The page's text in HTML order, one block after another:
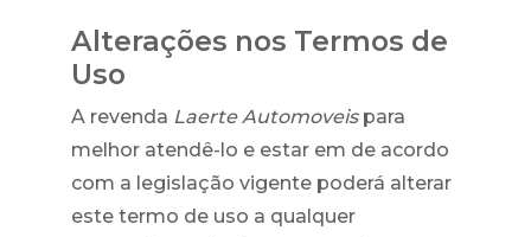
Alterações nos Termos de
Uso
A revenda Laerte Automoveispara
melhor atendê-lo e estar em de acordo
com a legislação vigente poderá alterar
este termo de uso a qualquer